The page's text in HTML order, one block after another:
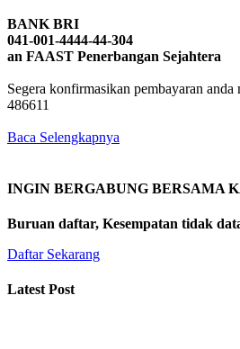
BANK BRI
041-001-4444-44-304
an FAAST Penerbangan Sejahtera
Segera konfirmasikan pembayaran
486611
Baca Selengkapnya
INGIN BERGABUNG BERSAMA
Buruan daftar, Kesempatan tidak
Daftar Sekarang
Latest Post